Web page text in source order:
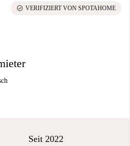
check_circle VERIFIZIERT VON SPOTAHOME
Seit 2022